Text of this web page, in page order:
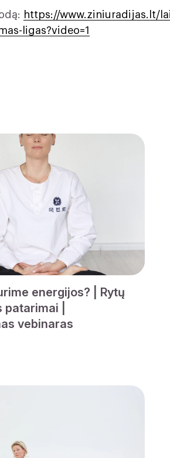
https://www.ziniuradijas.lt/
ligas?video=1
energijos? | Rytų
|
vebinaras